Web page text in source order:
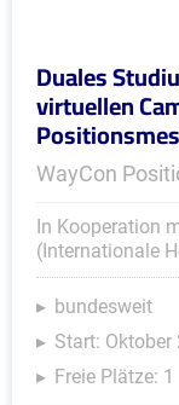
Duales
virtuellen
WayCon
In Kooperation
(Internationale
bundesweit
Start: Oktober
Freie Plätze: 1